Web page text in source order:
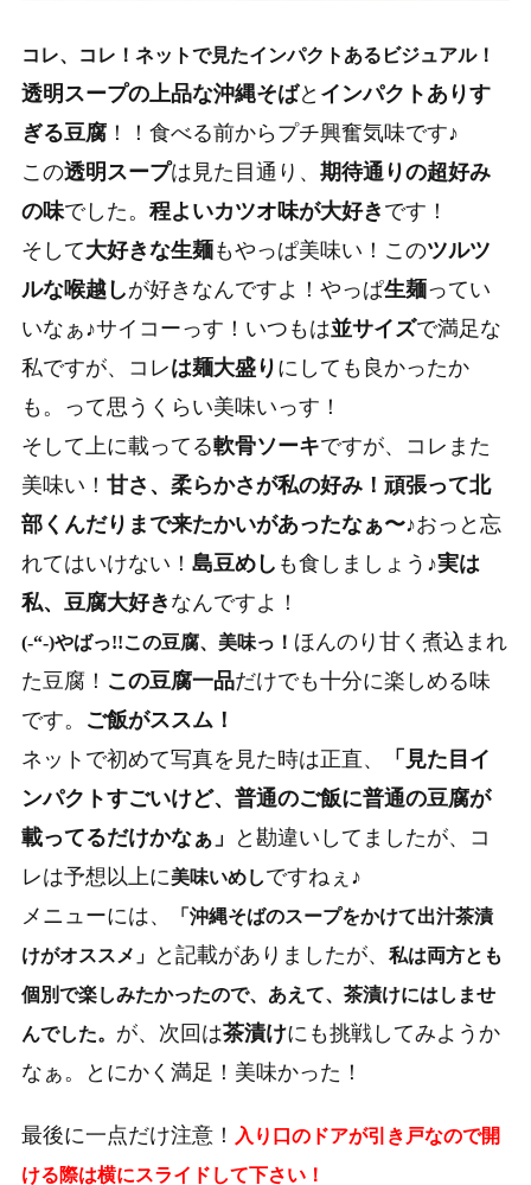
コレ、コレ！ネットで見たインパクトあるビジュアル！
透明スープの上品な沖縄そばと インパクトありす
ぎる豆腐！！ 食べる前からプチ興奮気味です♪
この透明スープは見た目通り、 期待通りの超好み
の味でした。 程よいカツオ味が大好き です！
そして大好きな生麺もやっぱ美味い！このツルツ
ルな喉越しが好きなんですよ！やっぱ生麺ってい
いなぁ♪サイコーっす！ いつもは並サイズで満足な
私ですが、コレは麺大盛り にしても良かったか
も。って思うくらい美味いっす！
そして 上に載ってる軟骨ソーキですが、コレまた
美味い！ 甘さ、柔らかさが私の好み！ 頑張って北
部くんだりまで来たかいがあったなぁ〜♪おっと忘
れてはいけない！ 島豆めし も食しましょう♪実は
私、豆腐大好き なんですよ！
(-“-)やばっ!!この豆腐、美味っ！ ほんのり甘く煮込まれ
た豆腐！ この豆腐一品だけでも十分に楽しめる味
です。
ご飯がススム！
ネットで初めて写真を見た時は正直、
「見た目イ
ンパクトすごいけど、普通のご飯に普通の豆腐が
載ってるだけかなぁ」
と勘違いしてましたが、コ
レは予想以上に美味いめしですねぇ♪
メニューには、
「沖縄そばのスープをかけて出汁茶漬
けがオススメ」
と記載がありましたが、 私は両方とも
個別で楽しみたかったので、あえて、茶漬けにはしませ
んでした。 が、次回は茶漬けにも挑戦してみようか
なぁ。
とにかく満足！美味かった！
最後に一点だけ注意！
入り口のドアが引き戸なので開
ける際は横にスライドして下さい！